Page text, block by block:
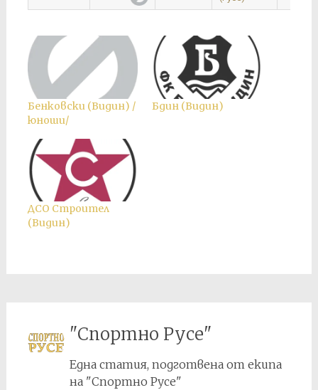
Бенковски (Видин) /
юноши/
Бдин (Видин)
ДСО Строител
(Видин)
"Спортно Русе"
Една статия, подготвена от екипа
на "Спортно Русе"